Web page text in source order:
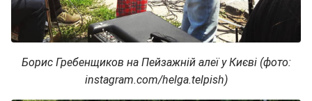
Борис Гребенщиков на Пейзажній алеї у Києві (фото:
instagram.com/helga.telpish)